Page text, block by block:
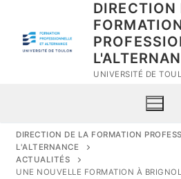
DIRECTION
UNIVERSITÉ DE
DIRECTION DE LA FORMATION
L'ALTERNANCE
ACTUALITÉS
UNE NOUVELLE FORMATION À